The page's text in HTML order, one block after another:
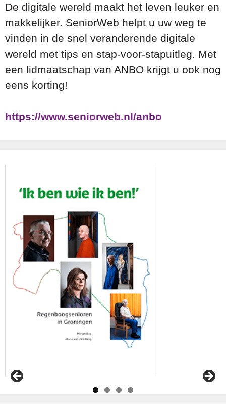
De digitale wereld maakt het leven leuker en
makkelijker. SeniorWeb helpt u uw weg te
vinden in de snel veranderende digitale
wereld met tips en stap-voor-stapuitleg. Met
een lidmaatschap van ANBO krijgt u ook nog
eens korting!
https://www.seniorweb.nl/anbo